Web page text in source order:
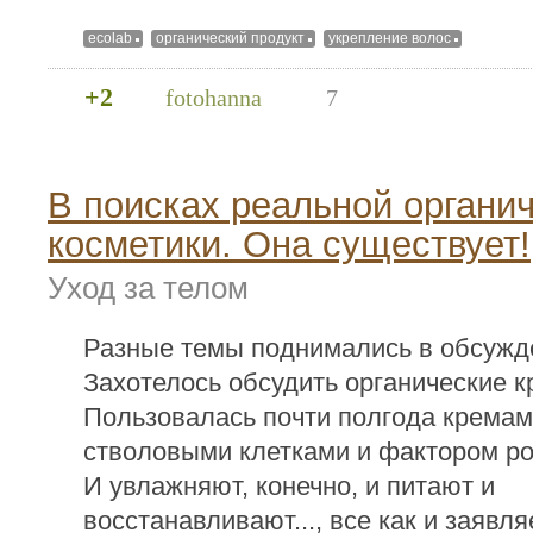
ecolab органический продукт укрепление волос
+2 fotohanna 7
В поисках реальной
косметики. Она существует!
Уход за телом
Разные темы поднимались в
Захотелось обсудить органические
Пользовалась почти полгода
стволовыми клетками и фактором
И увлажняют, конечно, и питают и
восстанавливают..., все как и